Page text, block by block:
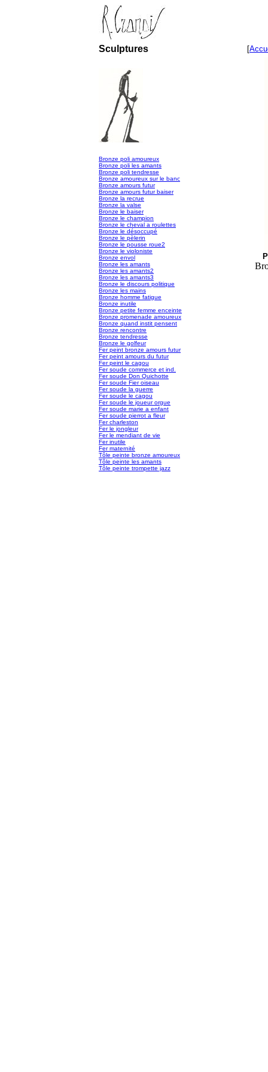
Sculptures [
Bronze poli amoureux
Bronze poli les amants
Bronze poli tendresse
Bronze amoureux sur le banc
Bronze amours futur
Bronze amours futur baiser
Bronze la recrue
Bronze la valse
Bronze le baiser
Bronze le champion
Bronze le cheval a roulettes
Bronze le désoccupé
Bronze le pèlerin
Bronze le pousse roue2
Bronze le violoniste
Bronze envol
Bronze les amants
Bronze les amants2
Bronze les amants3
Bronze le discours politique
Bronze les mains
Bronze homme fatigue
Bronze inutile
Bronze petite femme enceinte
Bronze promenade amoureux
Bronze quand instit pensent
Bronze rencontre
Bronze tendresse
Bronze le golfeur
Fer peint bronze amours futur
Fer peint amours du futur
Fer peint le cagou
Fer soude commerce et ind.
Fer soude Don Quichotte
Fer soude Fier oiseau
Fer soude la guerre
Fer soude le cagou
Fer soude le joueur orgue
Fer soude marie a enfant
Fer soude pierrot a fleur
Fer charleston
Fer le jongleur
Fer le mendiant de vie
Fer inutile
Fer maternité
Tôle peinte bronze amoureux
Tôle peinte les amants
Tôle peinte trompette jazz